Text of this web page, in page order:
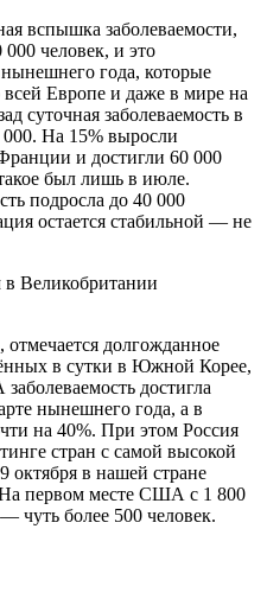
вспышка заболеваемости,
000 человек, и это
года, которые
Европе и даже в мире на
суточная заболеваемость в
000. На 15% выросли
и достигли 60 000
был лишь в июле.
подросла до 40 000
остается стабильной — не
в Великобритании
долгожданное
в сутки в Южной Корее,
достигла
нынешнего года, а в
на 40%. При этом Россия
стран с самой высокой
октября в нашей стране
На первом месте США с 1 800
чуть более 500 человек.